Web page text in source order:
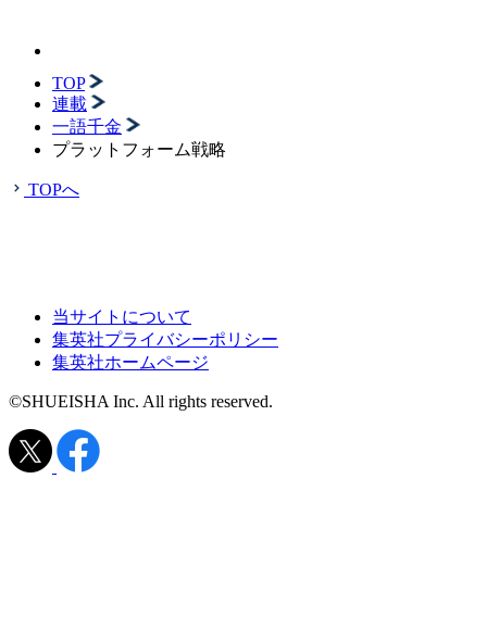
TOP
連載
一語千金
プラットフォーム戦略
TOPへ
当サイトについて
集英社プライバシーポリシー
集英社ホームページ
©SHUEISHA Inc. All rights reserved.